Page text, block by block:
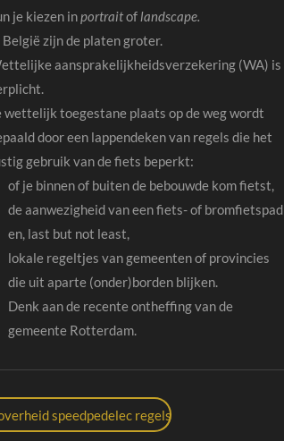
je kiezen inportraitof landscape.
België zijn de platen groter.
aansprakelijkheidsverzekering (WA) is
wettelijk toegestane plaats op de weg wordt
door een lappendeken van regels die het
gebruik van de fiets beperkt:
of je binnen of buiten de bebouwde kom fietst,
de aanwezigheid van een fiets- of bromfietspad
en, last but not least,
lokale regeltjes van gemeenten of provincies
die uit aparte (onder)borden blijken.
Denk aan de recente ontheffing van de
gemeente Rotterdam.
speedpedelec regels